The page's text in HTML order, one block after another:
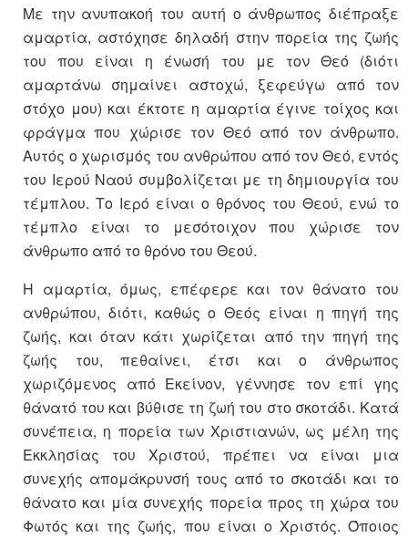
Με την ανυπακοή του αυτή ο άνθρωπος διέπραξε
αμαρτία, αστόχησε δηλαδή στην πορεία της ζωής
του που είναι η ένωσή του με τον Θεό (διότι
αμαρτάνω σημαίνει αστοχώ, ξεφεύγω από τον
στόχο μου) και έκτοτε η αμαρτία έγινε τοίχος και
φράγμα που χώρισε τον Θεό από τον άνθρωπο.
Αυτός ο χωρισμός του ανθρώπου από τον Θεό, εντός
του Ιερού Ναού συμβολίζεται με τη δημιουργία του
τέμπλου. Το Ιερό είναι ο θρόνος του Θεού, ενώ το
τέμπλο είναι το μεσότοιχον που χώρισε τον
άνθρωπο από το θρόνο του Θεού.
Η αμαρτία, όμως, επέφερε και τον θάνατο του
ανθρώπου, διότι, καθώς ο Θεός είναι η πηγή της
ζωής, και όταν κάτι χωρίζεται από την πηγή της
ζωής του, πεθαίνει, έτσι και ο άνθρωπος
χωριζόμενος από Εκείνον, γέννησε τον επί γης
θάνατό του και βύθισε τη ζωή του στο σκοτάδι. Κατά
συνέπεια, η πορεία των Χριστιανών, ως μέλη της
Εκκλησίας του Χριστού, πρέπει να είναι μια
συνεχής απομάκρυνσή τους από το σκοτάδι και το
θάνατο και μία συνεχής πορεία προς τη χώρα του
Φωτός και της ζωής, που είναι ο Χριστός. Όποιος